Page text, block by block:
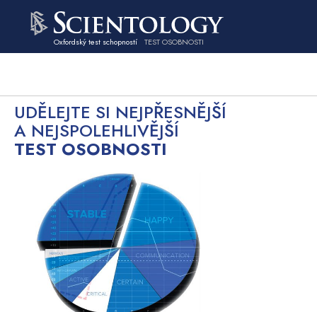
Oxfordský test schopností TEST OSOBNOSTI
UDĚLEJTE SI NEJPŘESNĚJŠÍ
A NEJSPOLEHLIVĚJŠÍ
TEST OSOBNOSTI